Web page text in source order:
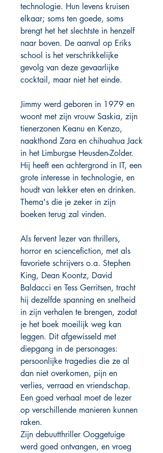
technologie. Hun levens kruisen
elkaar; soms ten goede, soms
brengt het het slechtste in henzelf
naar boven. De aanval op Eriks
school is het verschrikkelijke
gevolg van deze gevaarlijke
cocktail, maar niet het einde.
Jimmy werd geboren in 1979 en
woont met zijn vrouw Saskia, zijn
tienerzonen Keanu en Kenzo,
naakthond Zara en chihuahua Jack
in het Limburgse Heusden-Zolder.
Hij heeft een achtergrond in IT, een
grote interesse in technologie, en
houdt van lekker eten en drinken.
Thema's die je zeker in zijn
boeken terug zal vinden.
Als fervent lezer van thrillers,
horror en sciencefiction, met als
favoriete schrijvers o.a. Stephen
King, Dean Koontz, David
Baldacci en Tess Gerritsen, tracht
hij dezelfde spanning en snelheid
in zijn verhalen te brengen, zodat
je het boek moeilijk weg kan
leggen. Dit afgewisseld met
diepgang in de personages:
persoonlijke tragedies die ze al
dan niet overkomen, pijn en
verlies, verraad en vriendschap.
Een goed verhaal moet de lezer
op verschillende manieren kunnen
raken.
Zijn debuutthriller Ooggetuige
werd goed ontvangen, en vroeg